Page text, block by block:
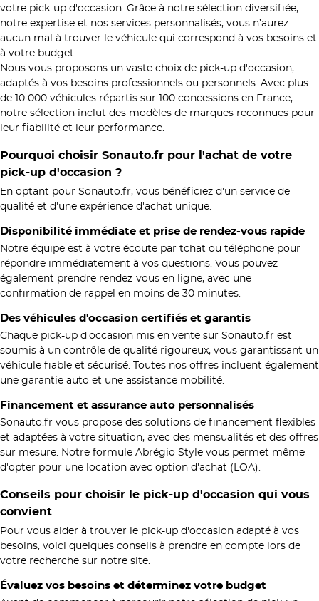
votre pick-up d'occasion. Grâce à notre sélection diversifiée,
notre expertise et nos services personnalisés, vous n’aurez
aucun mal à trouver le véhicule qui correspond à vos besoins et
à votre budget.
Nous vous proposons un vaste choix de pick-up d'occasion,
adaptés à vos besoins professionnels ou personnels. Avec plus
de 10 000 véhicules répartis sur 100 concessions en France,
notre sélection inclut des modèles de marques reconnues pour
leur fiabilité et leur performance.
Pourquoi choisir Sonauto.fr pour l'achat de votre
pick-up d'occasion ?
En optant pour Sonauto.fr, vous bénéficiez d'un service de
qualité et d'une expérience d'achat unique.
Disponibilité immédiate et prise de rendez-vous rapide
Notre équipe est à votre écoute par tchat ou téléphone pour
répondre immédiatement à vos questions. Vous pouvez
également prendre rendez-vous en ligne, avec une
confirmation de rappel en moins de 30 minutes.
Des véhicules d'occasion certifiés et garantis
Chaque pick-up d'occasion mis en vente sur Sonauto.fr est
soumis à un contrôle de qualité rigoureux, vous garantissant un
véhicule fiable et sécurisé. Toutes nos offres incluent également
une garantie auto et une assistance mobilité.
Financement et assurance auto personnalisés
Sonauto.fr vous propose des solutions de financement flexibles
et adaptées à votre situation, avec des mensualités et des offres
sur mesure. Notre formule Abrégio Style vous permet même
d'opter pour une location avec option d'achat (LOA).
Conseils pour choisir le pick-up d'occasion qui vous
convient
Pour vous aider à trouver le pick-up d'occasion adapté à vos
besoins, voici quelques conseils à prendre en compte lors de
votre recherche sur notre site.
Évaluez vos besoins et déterminez votre budget